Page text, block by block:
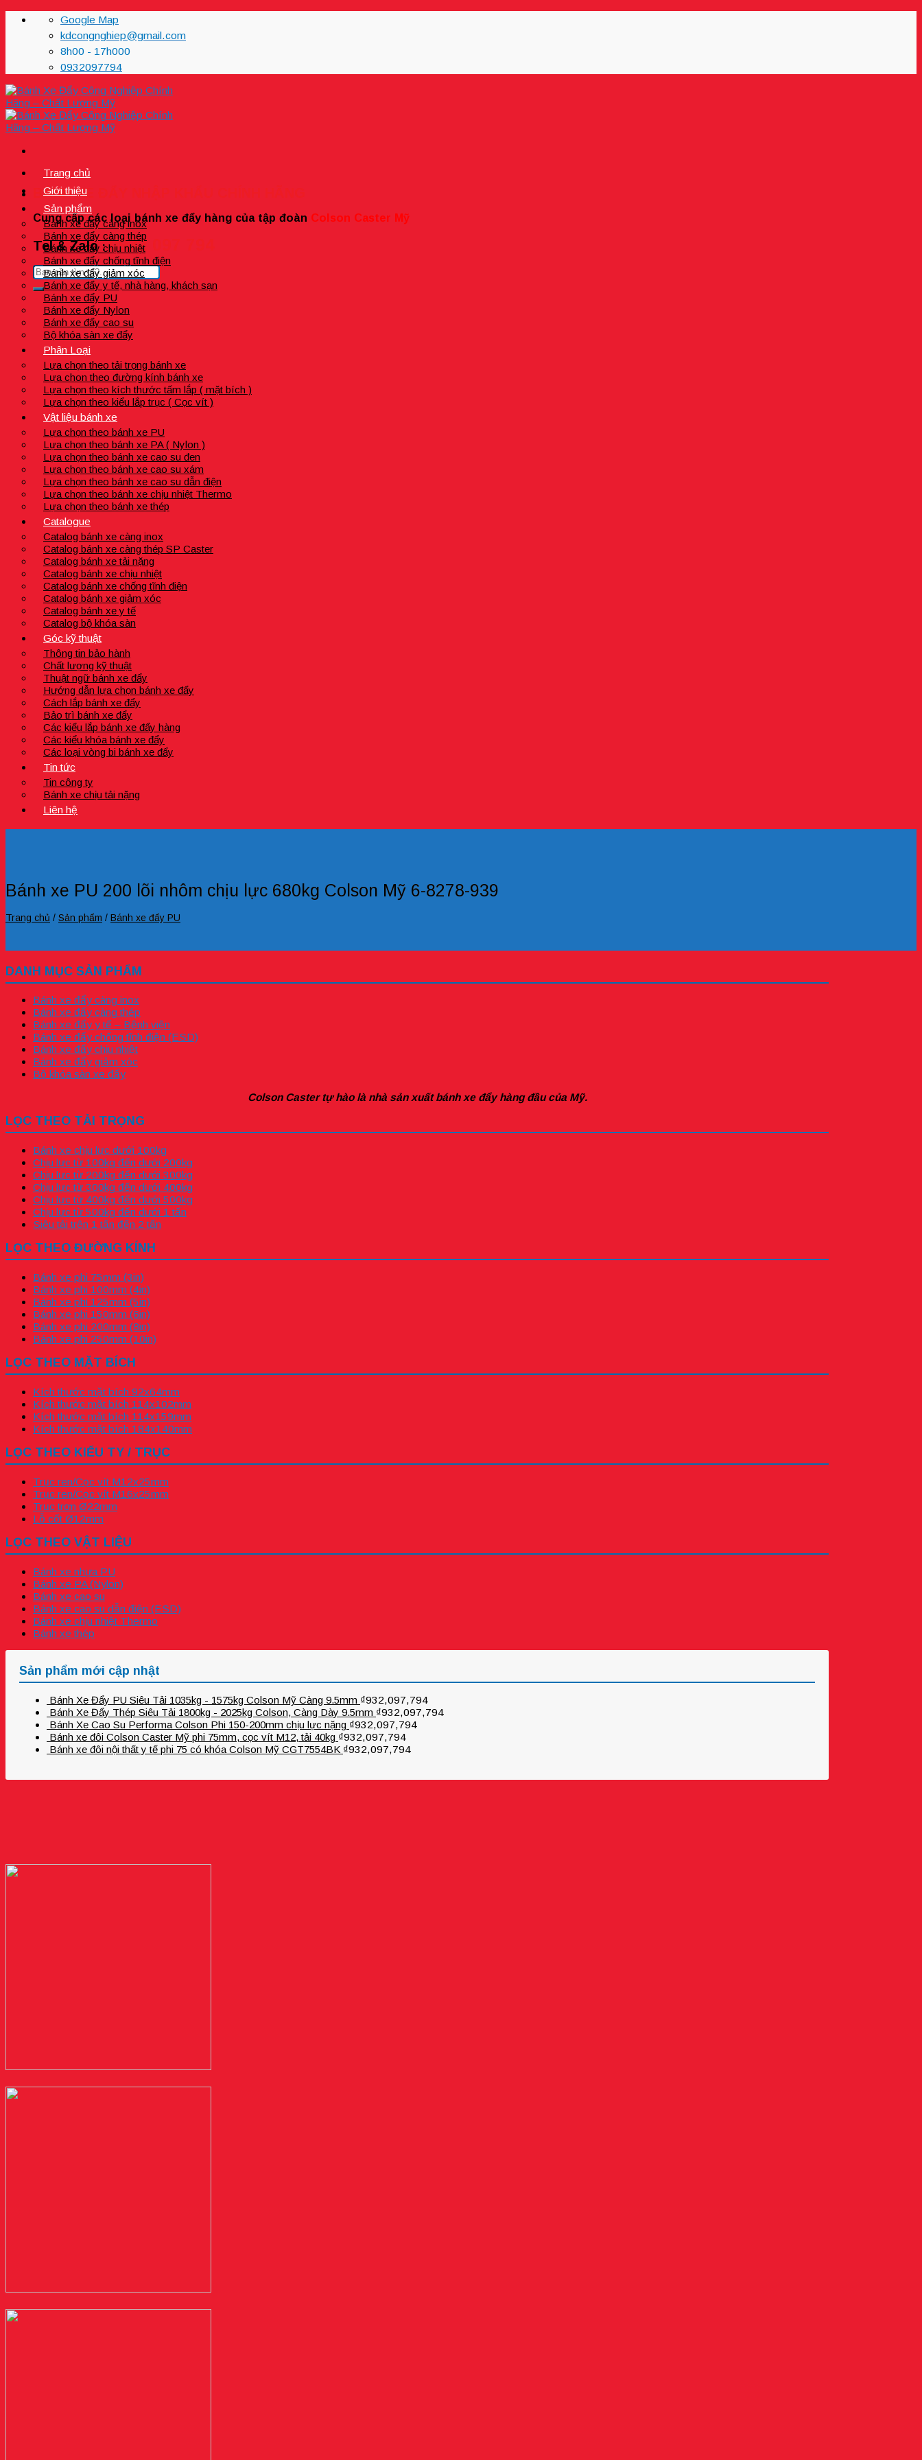
Skip
Google Map
kdcongnghiep@gmail.com
8h00 - 17h000
0932097794
BÁNH XE ĐẨY NHẬP KHẨU CHÍNH HÃNG
Cung cấp các loại bánh xe đẩy hàng của tập đoàn Colson Caster Mỹ
Tel & Zalo:0932 097 794
Trang chủ
Giới thiệu
Sản phẩm
Bánh xe đẩy càng inox
Bánh xe đẩy càng thép
Bánh xe đẩy chịu nhiệt
Bánh xe đẩy chống tĩnh điện
Bánh xe đẩy giảm xóc
Bánh xe đẩy y tế, nhà hàng, khách sạn
Bánh xe đẩy PU
Bánh xe đẩy Nylon
Bánh xe đẩy cao su
Bộ khóa sàn xe đẩy
Phân Loại
Lựa chọn theo tải trọng bánh xe
Lựa chon theo đường kính bánh xe
Lựa chọn theo kích thước tấm lắp ( mặt bích )
Lựa chọn theo kiểu lắp trục ( Cọc vít )
Vật liệu bánh xe
Lựa chọn theo bánh xe PU
Lựa chọn theo bánh xe PA ( Nylon )
Lựa chọn theo bánh xe cao su đen
Lựa chọn theo bánh xe cao su xám
Lựa chọn theo bánh xe cao su dẫn điện
Lựa chọn theo bánh xe chịu nhiệt Thermo
Lựa chọn theo bánh xe thép
Catalogue
Catalog bánh xe càng inox
Catalog bánh xe càng thép SP Caster
Catalog bánh xe tải nặng
Catalog bánh xe chịu nhiệt
Catalog bánh xe chống tĩnh điện
Catalog bánh xe giảm xóc
Catalog bánh xe y tế
Catalog bộ khóa sàn
Góc kỹ thuật
Thông tin bảo hành
Chất lượng kỹ thuật
Thuật ngữ bánh xe đẩy
Hướng dẫn lựa chọn bánh xe đẩy
Cách lắp bánh xe đẩy
Bảo trì bánh xe đẩy
Các kiểu lắp bánh xe đẩy hàng
Các kiểu khóa bánh xe đẩy
Các loại vòng bi bánh xe đẩy
Tin tức
Tin công ty
Bánh xe chịu tải nặng
Liên hệ
Bánh xe PU 200 lõi nhôm chịu lực 680kg Colson Mỹ 6-8278-939
Trang chủ / Sản phẩm / Bánh xe đẩy PU
DANH MỤC SẢN PHẨM
Bánh xe đẩy càng inox
Bánh xe đẩy càng thép
Bánh xe đẩy y tế – Bệnh viện
Bánh xe đẩy chống tĩnh điện (ESD)
Bánh xe đẩy chịu nhiệt
Bánh xe đẩy giảm xóc
Bộ khóa sàn xe đẩy
Colson Caster tự hào là nhà sản xuất bánh xe đẩy hàng đầu của Mỹ.
LỌC THEO TẢI TRỌNG
Bánh xe chịu lực dưới 100kg
Chịu lực từ 100kg đến dưới 200kg
Chịu lực từ 200kg đến dưới 300kg
Chịu lực từ 300kg đến dưới 400kg
Chịu lực từ 400kg đến dưới 500kg
Chịu lực từ 500kg đến dưới 1 tấn
Siêu tải trên 1 tấn đến 2 tấn
LỌC THEO ĐƯỜNG KÍNH
Bánh xe phi 75mm (3in)
Bánh xe phi 100mm (4in)
Bánh xe phi 125mm (5in)
Bánh xe phi 150mm (6in)
Bánh xe phi 200mm (8in)
Bánh xe phi 250mm (10in)
LỌC THEO MẶT BÍCH
Kích thước mặt bích 92x64mm
Kích thước mặt bích 114x102mm
Kích thước mặt bích 114x159mm
Kích thước mặt bích 184x140mm
LỌC THEO KIỂU TY / TRỤC
Trục ren/Cọc vít M12x25mm
Trục ren/Cọc vít M16x25mm
Trục trơn Ø22mm
Lỗ cốt Ø12mm
LỌC THEO VẬT LIỆU
Bánh xe nhựa PU
Bánh xe PA (Nylon)
Bánh xe cao su
Bánh xe cao su dẫn điện (ESD)
Bánh xe chịu nhiệt Thermo
Bánh xe thép
Sản phẩm mới cập nhật
Bánh Xe Đẩy PU Siêu Tải 1035kg - 1575kg Colson Mỹ Càng 9.5mm ₫932,097,794
Bánh Xe Đẩy Thép Siêu Tải 1800kg - 2025kg Colson, Càng Dày 9.5mm ₫932,097,794
Bánh Xe Cao Su Performa Colson Phi 150-200mm chịu lực nặng ₫932,097,794
Bánh xe đôi Colson Caster Mỹ phi 75mm, cọc vít M12, tải 40kg ₫932,097,794
Bánh xe đôi nội thất y tế phi 75 có khóa Colson Mỹ CGT7554BK ₫932,097,794